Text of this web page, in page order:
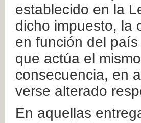
establecido en la
dicho impuesto, la
en función del
que actúa el
consecuencia, en
verse alterado
En aquellas